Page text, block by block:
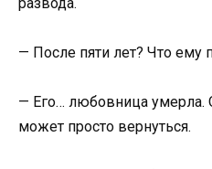
— После пяти лет? Что ему
— Его… любовница умерла.
может просто вернуться.